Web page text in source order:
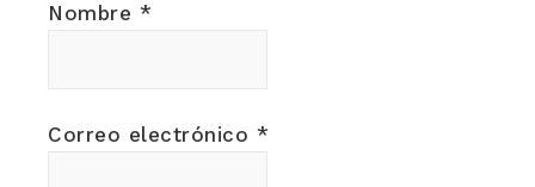
Nombre *
Correo electrónico *